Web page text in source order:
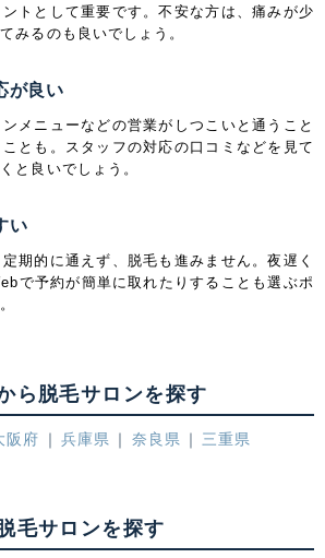
トとして重要です。不安な方は、痛みが少
みるのも良いでしょう。
が良い
メニューなどの営業がしつこいと通うこと
とも。スタッフの対応の口コミなどを見て
と良いでしょう。
い
期的に通えず、脱毛も進みません。夜遅く
で予約が簡単に取れたりすることも選ぶポ
ら脱毛サロンを探す
阪府 兵庫県 奈良県
三重県
毛サロンを探す